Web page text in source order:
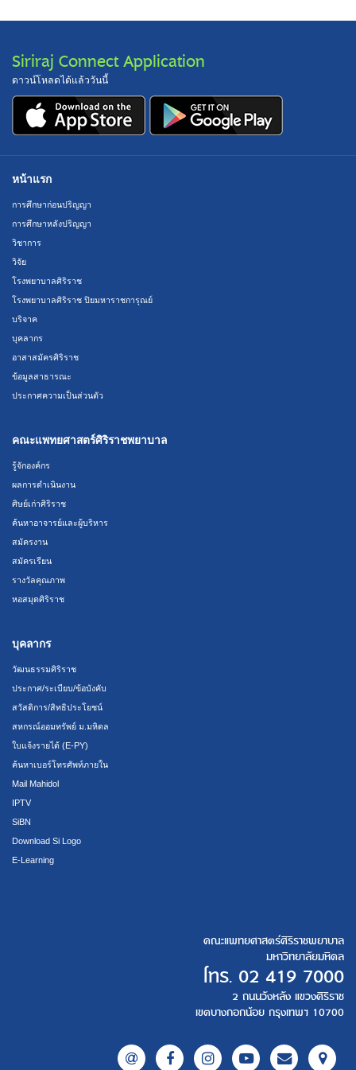
Siriraj Connect Application
ดาวน์โหลดได้แล้ววันนี้
หน้าแรก
การศึกษาก่อนปริญญา
การศึกษาหลังปริญญา
วิชาการ
วิจัย
โรงพยาบาลศิริราช
โรงพยาบาลศิริราช ปิยมหาราชการุณย์
บริจาค
บุคลากร
อาสาสมัครศิริราช
ข้อมูลสาธารณะ
ประกาศความเป็นส่วนตัว
คณะแพทยศาสตร์ศิริราชพยาบาล
รู้จักองค์กร
ผลการดำเนินงาน
ศิษย์เก่าศิริราช
ค้นหาอาจารย์และผู้บริหาร
สมัครงาน
สมัครเรียน
รางวัลคุณภาพ
หอสมุดศิริราช
บุคลากร
วัฒนธรรมศิริราช
ประกาศ/ระเบียบ/ข้อบังคับ
สวัสดิการ/สิทธิประโยชน์
สหกรณ์ออมทรัพย์ ม.มหิดล
ใบแจ้งรายได้ (E-PY)
ค้นหาเบอร์โทรศัพท์ภายใน
Mail Mahidol
IPTV
SiBN
Download Si Logo
E-Learning
คณะแพทยศาสตร์ศิริราชพยาบาล
มหาวิทยาลัยมหิดล
โทร. 02 419 7000
2 ถนนวังหลัง แขวงศิริราช
เขตบางกอกน้อย กรุงเทพฯ 10700